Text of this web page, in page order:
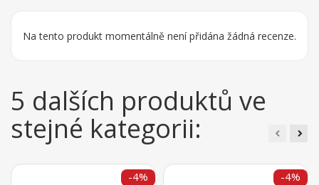
Na tento produkt momentálně není přidána žádná recenze.
5 dalších produktů ve
stejné kategorii:
-4% -4%